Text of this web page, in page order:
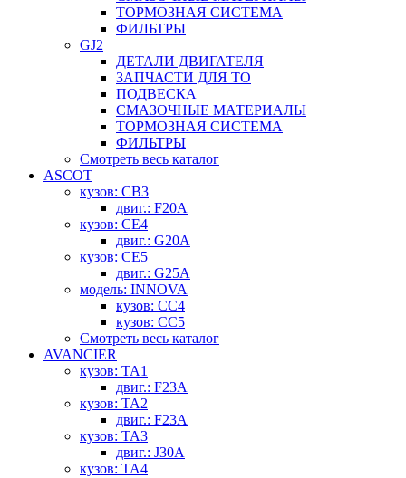
ТОРМОЗНАЯ СИСТЕМА
ФИЛЬТРЫ
GJ2
ДЕТАЛИ ДВИГАТЕЛЯ
ЗАПЧАСТИ ДЛЯ ТО
ПОДВЕСКА
СМАЗОЧНЫЕ МАТЕРИАЛЫ
ТОРМОЗНАЯ СИСТЕМА
ФИЛЬТРЫ
Смотреть весь каталог
ASCOT
кузов: CB3
двиг.: F20A
кузов: CE4
двиг.: G20A
кузов: CE5
двиг.: G25A
модель: INNOVA
кузов: CC4
кузов: CC5
Смотреть весь каталог
AVANCIER
кузов: TA1
двиг.: F23A
кузов: TA2
двиг.: F23A
кузов: TA3
двиг.: J30A
кузов: TA4